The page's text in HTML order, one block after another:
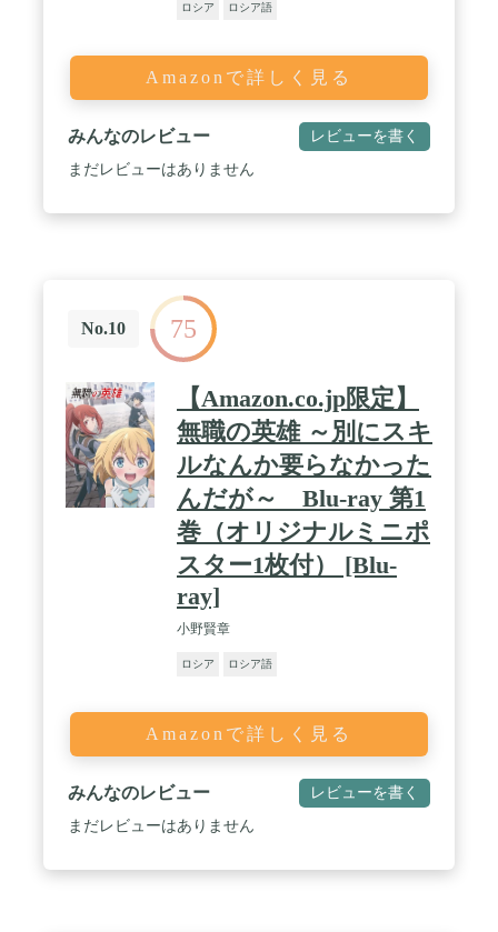
ロシア ロシア語
Amazonで詳しく見る
みんなのレビュー レビューを書く
まだレビューはありません
No.10 75
【Amazon.co.jp限定】
無職の英雄 ～別にスキ
ルなんか要らなかった
んだが～ Blu-ray 第1
巻（オリジナルミニポ
スター1枚付） [Blu-
ray]
小野賢章
ロシア ロシア語
Amazonで詳しく見る
みんなのレビュー レビューを書く
まだレビューはありません